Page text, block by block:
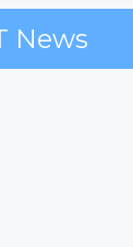
News